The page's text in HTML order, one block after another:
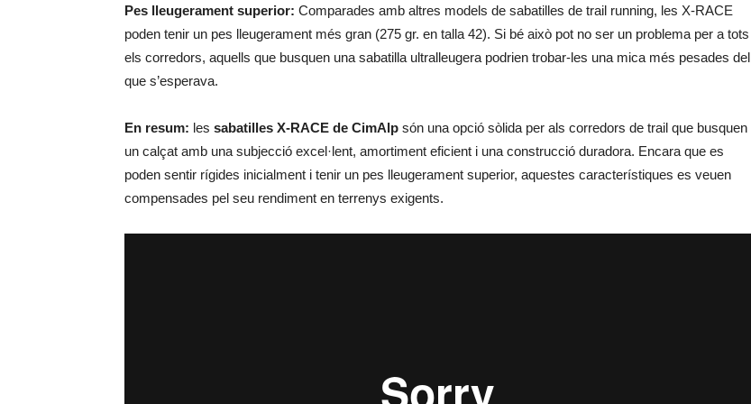
Pes lleugerament superior: Comparades amb altres models de sabatilles de trail running, les X-RACE
poden tenir un pes lleugerament més gran (275 gr. en talla 42). Si bé això pot no ser un problema per a tots
els corredors, aquells que busquen una sabatilla ultralleugera podrien trobar-les una mica més pesades del
que s’esperava.
En resum: les sabatilles X-RACE de CimAlp són una opció sòlida per als corredors de trail que busquen
un calçat amb una subjecció excel·lent, amortiment eficient i una construcció duradora. Encara que es
poden sentir rígides inicialment i tenir un pes lleugerament superior, aquestes característiques es veuen
compensades pel seu rendiment en terrenys exigents.